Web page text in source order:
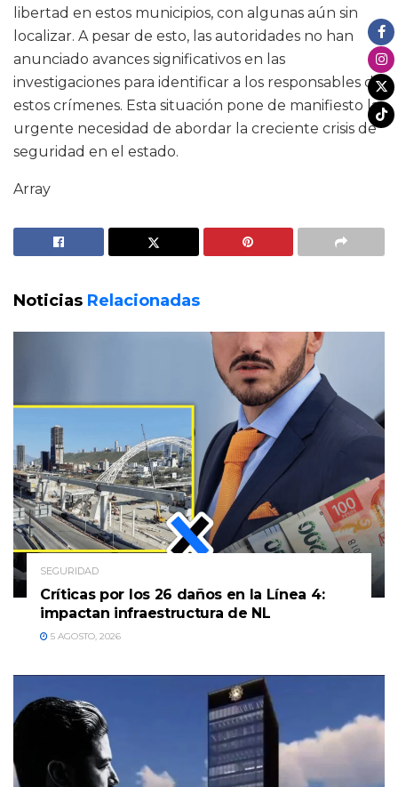
libertad en estos municipios, con algunas aún sin
localizar. A pesar de esto, las autoridades no han
anunciado avances significativos en las
investigaciones para identificar a los responsables de
estos crímenes. Esta situación pone de manifiesto la
urgente necesidad de abordar la creciente crisis de
seguridad en el estado.
Array
Noticias Relacionadas
SEGURIDAD
Críticas por los 26 daños en la Línea 4:
impactan infraestructura de NL
5 AGOSTO, 2026